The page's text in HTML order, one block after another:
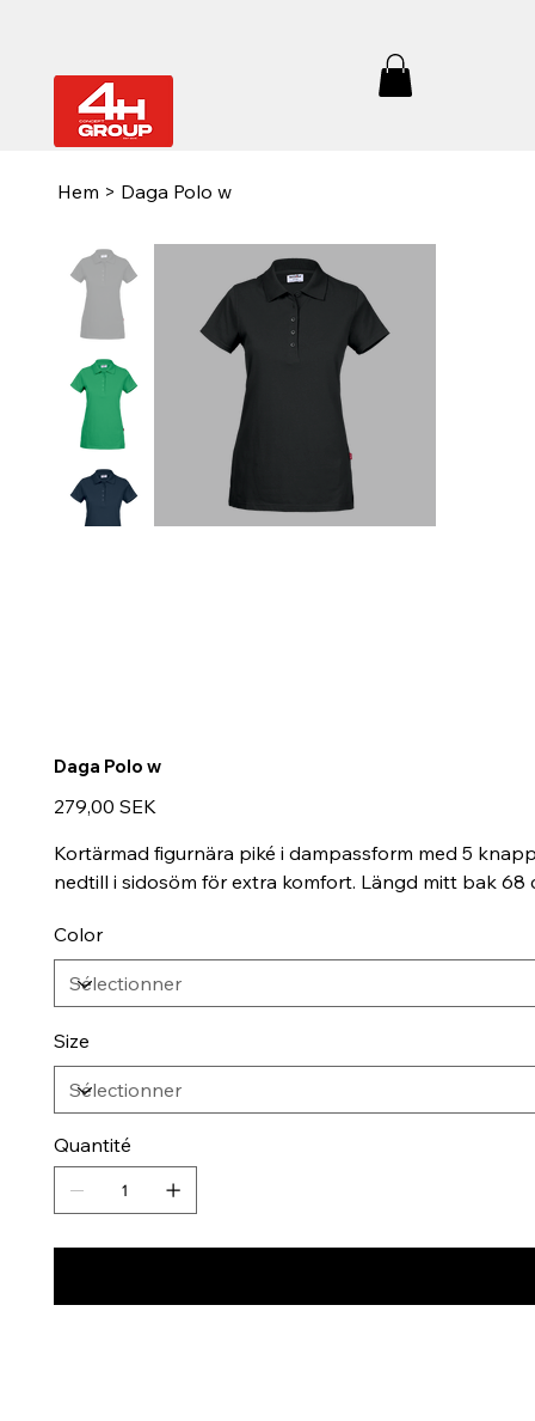
Hem > Daga Polo w
Daga Polo w
Prix
279,00 SEK
Kortärmad figurnära piké i dampassform med 5
nedtill i sidosöm för extra komfort. Längd mitt bak 68
Color
Size
Quantité